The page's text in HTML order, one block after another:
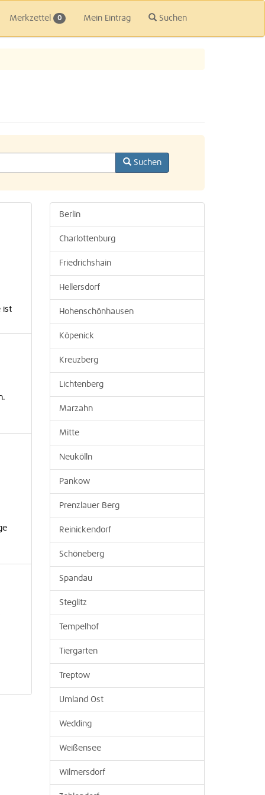
Merkzettel 0 Mein Eintrag Suchen
Suchen
ist
Berlin
Charlottenburg
Friedrichshain
Hellersdorf
Hohenschönhausen
Köpenick
Kreuzberg
Lichtenberg
Marzahn
Mitte
Neukölln
Pankow
Prenzlauer Berg
Reinickendorf
Schöneberg
Spandau
Steglitz
Tempelhof
Tiergarten
Treptow
Umland Ost
Wedding
Weißensee
Wilmersdorf